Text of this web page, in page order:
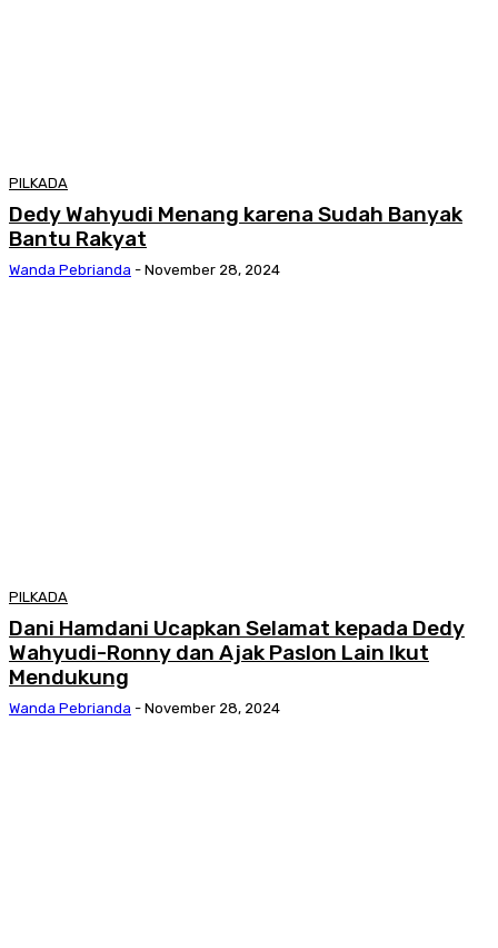
PILKADA
Dedy Wahyudi Menang karena Sudah Banyak
Bantu Rakyat
Wanda Pebrianda - November 28, 2024
PILKADA
Dani Hamdani Ucapkan Selamat kepada Dedy
Wahyudi-Ronny dan Ajak Paslon Lain Ikut
Mendukung
Wanda Pebrianda - November 28, 2024